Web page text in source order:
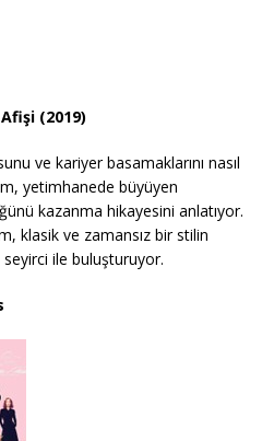
(2019)
ve kariyer basamaklarını nasıl
yetimhanede büyüyen
kazanma hikayesini anlatıyor.
klasik ve zamansız bir stilin
seyirci ile buluşturuyor.